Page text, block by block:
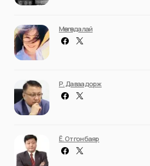
Мөнгөндалай
Р. Даваадорж
Ё. Отгонбаяр